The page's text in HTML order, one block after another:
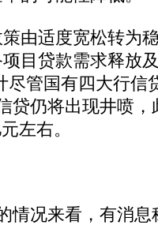
适度宽松转为
目贷款需求释放
尽管国有四大行信
贷仍将出现井喷
左右。
况来看，有消息